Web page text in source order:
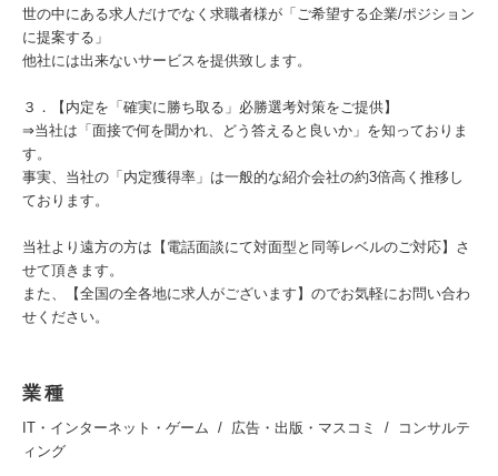
世の中にある求人だけでなく求職者様が「ご希望する企業/ポジション
に提案する」
他社には出来ないサービスを提供致します。
３．【内定を「確実に勝ち取る」必勝選考対策をご提供】
⇒当社は「面接で何を聞かれ、どう答えると良いか」を知っておりま
す。
事実、当社の「内定獲得率」は一般的な紹介会社の約3倍高く推移し
ております。
当社より遠方の方は【電話面談にて対面型と同等レベルのご対応】さ
せて頂きます。
また、【全国の全各地に求人がございます】のでお気軽にお問い合わ
せください。
業種
IT・インターネット・ゲーム 広告・出版・マスコミ
コンサルテ
ィング